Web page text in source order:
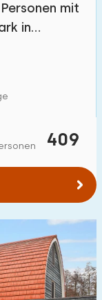
mit
in
409